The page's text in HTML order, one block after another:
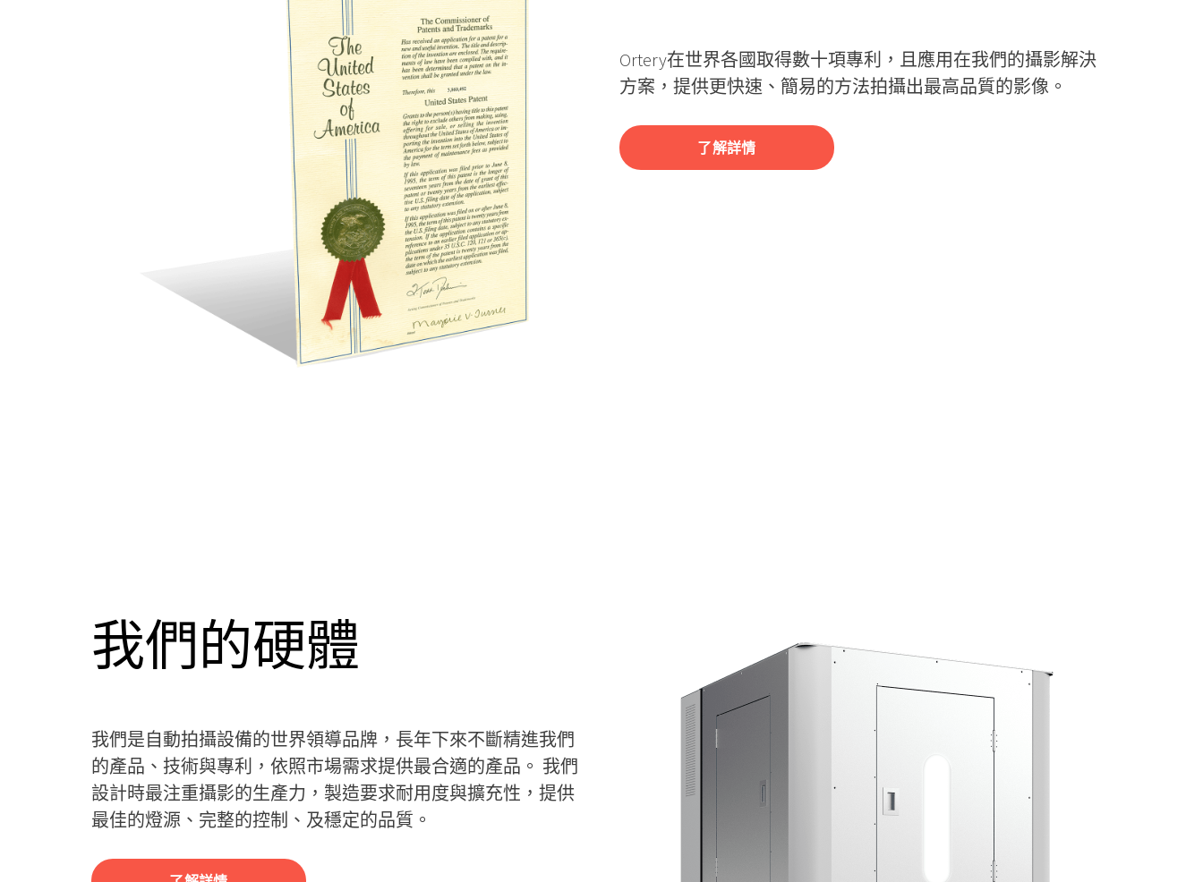
Ortery在世界各國取得數十項專利，且應用在我們的攝影解決
方案，提供更快速、簡易的方法拍攝出最高品質的影像。
了解詳情
我們的硬體
我們是自動拍攝設備的世界領導品牌，長年下來不斷精進我們
的產品、技術與專利，依照市場需求提供最合適的產品。 我們
設計時最注重攝影的生產力，製造要求耐用度與擴充性，提供
最佳的燈源、完整的控制、及穩定的品質。